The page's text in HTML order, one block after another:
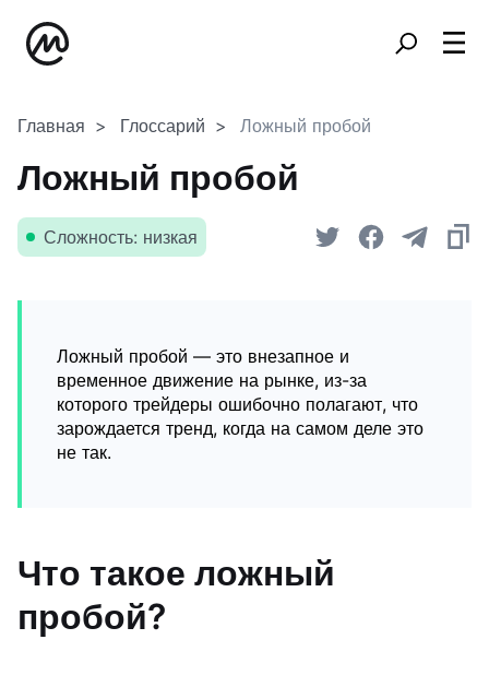
Главная Глоссарий Ложный пробой
Ложный пробой
Сложность: низкая
Ложный пробой — это внезапное и
временное движение на рынке, из-за
которого трейдеры ошибочно полагают, что
зарождается тренд, когда на самом деле это
не так.
Что такое ложный
пробой?